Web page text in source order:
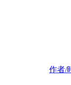
作者/